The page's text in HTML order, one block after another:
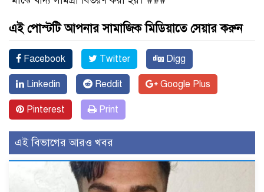
এই পোস্টটি আপনার সামাজিক মিডিয়াতে সেয়ার করুন
Facebook Twitter Digg
Linkedin Reddit Google Plus
Pinterest Print
এই বিভাগের আরও খবর